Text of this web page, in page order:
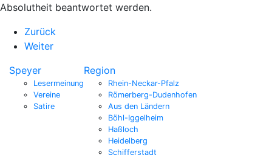
Absolutheit beantwortet werden.
Zurück
Weiter
Speyer
Lesermeinung
Vereine
Satire
Region
Rhein-Neckar-Pfalz
Römerberg-Dudenhofen
Aus den Ländern
Böhl-Iggelheim
Haßloch
Heidelberg
Schifferstadt